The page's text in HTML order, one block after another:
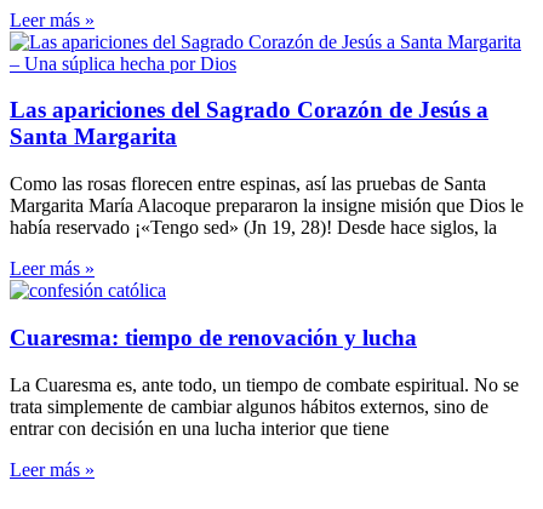
Leer más »
Las apariciones del Sagrado Corazón de Jesús a
Santa Margarita
Como las rosas florecen entre espinas, así las pruebas de Santa
Margarita María Alacoque prepararon la insigne misión que Dios le
había reservado ¡«Tengo sed» (Jn 19, 28)! Desde hace siglos, la
Leer más »
Cuaresma: tiempo de renovación y lucha
La Cuaresma es, ante todo, un tiempo de combate espiritual. No se
trata simplemente de cambiar algunos hábitos externos, sino de
entrar con decisión en una lucha interior que tiene
Leer más »